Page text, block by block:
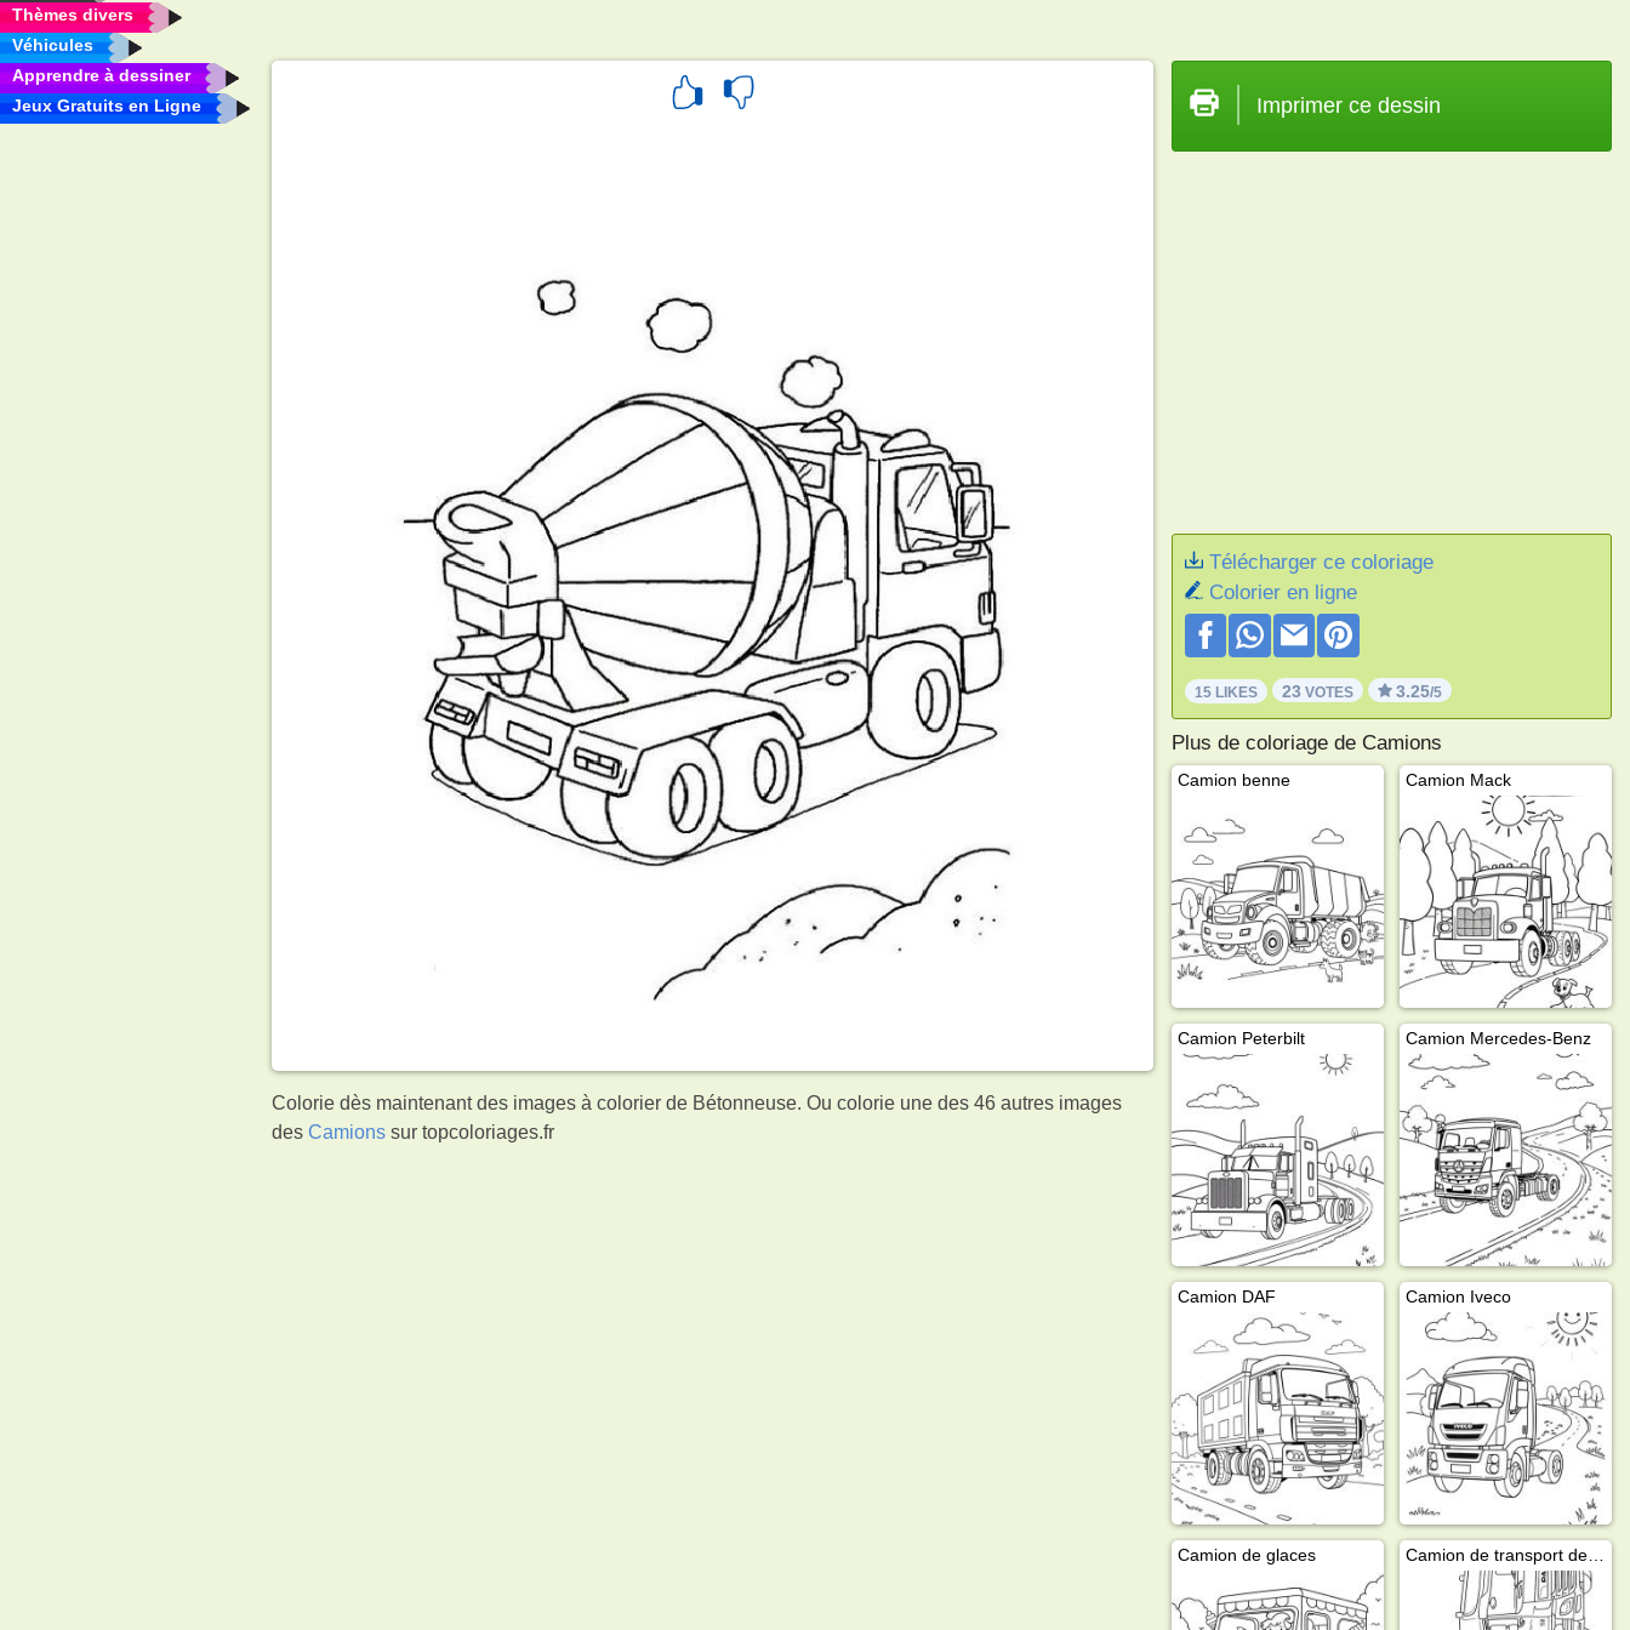
Thèmes divers
Véhicules
Apprendre à dessiner
Jeux Gratuits en Ligne
Colorie dès maintenant des images à colorier de Bétonneuse. Ou colorie une des 46 autres images
desCamions sur topcoloriages.fr
Imprimer ce dessin
Télécharger ce coloriage
Colorier en ligne
15 LIKES 23 VOTES 3.25/5
Plus de coloriage de Camions
Camion benne Camion Mack
Camion Peterbilt Camion Mercedes-Benz
Camion DAF Camion Iveco
Camion de glaces Camion de transport de lait DAF